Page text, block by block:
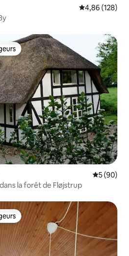
Évaluation
4,86 (128)
les plus appréciés
5 (90)
la forêt de Fløjstrup
les plus appréciés